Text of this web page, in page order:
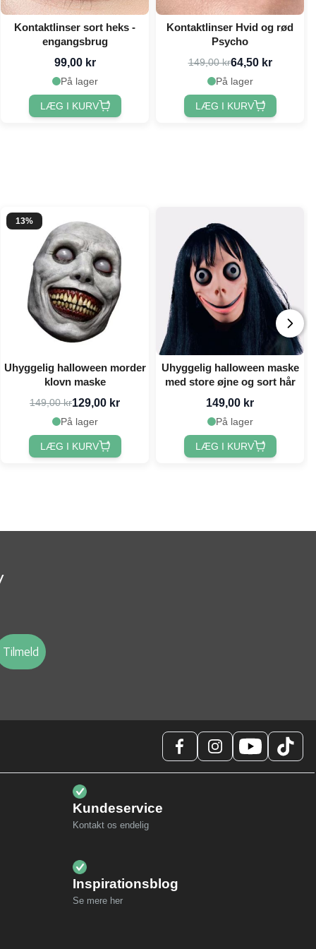
Kontaktlinser sort heks -
engangsbrug
99,00 kr
På lager
LÆG I KURV
Kontaktlinser Hvid og rød
Psycho
149,00 kr64,50 kr
På lager
LÆG I KURV
13%
Uhyggelig halloween morder
klovn maske
149,00 kr129,00 kr
På lager
LÆG I KURV
Uhyggelig halloween maske
med store øjne og sort hår
149,00 kr
På lager
LÆG I KURV
Tilmeld
Kundeservice
Kontakt os endelig
Inspirationsblog
Se mere her